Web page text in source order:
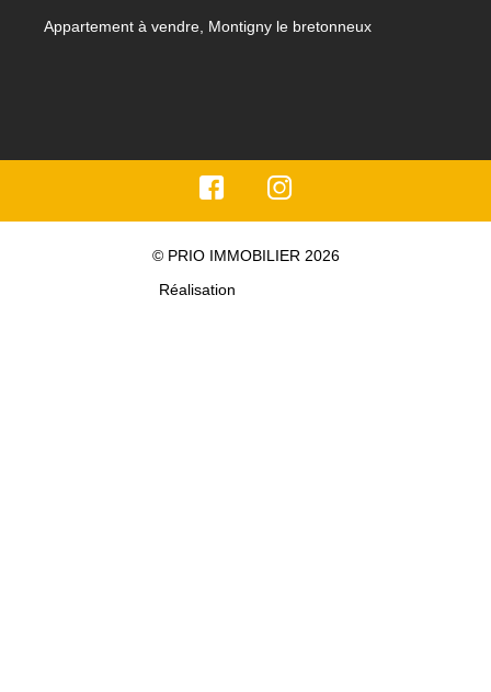
Appartement à vendre, Montigny le bretonneux
© PRIO IMMOBILIER 2026
Réalisation